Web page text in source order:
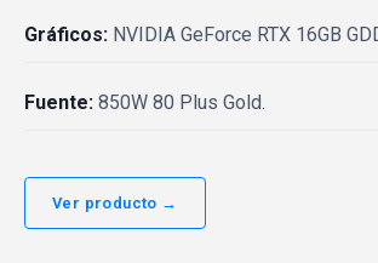
Gráficos: NVIDIA GeForce RTX 16GB
Fuente: 850W 80 Plus Gold.
Ver producto →